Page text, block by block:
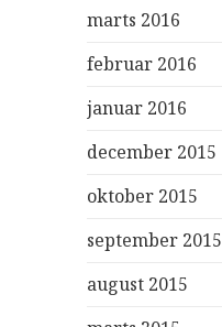
marts 2016
februar 2016
januar 2016
december 2015
oktober 2015
september 2015
august 2015